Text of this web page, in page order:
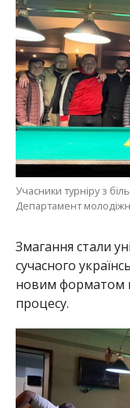
Учасники турніру з
Департамент
Змагання стали
сучасного
новим форматом
процесу.